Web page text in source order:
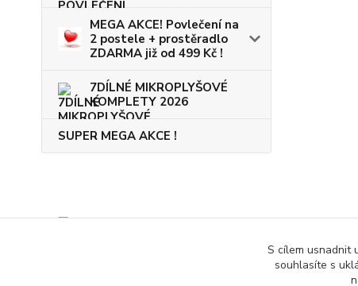
MEGA AKCE! Povlečení na
2 postele + prostěradlo
ZDARMA již od 499 Kč !
7DÍLNÉ MIKROPLYŠOVÉ
KOMPLETY 2026
SUPER MEGA AKCE !
S cílem usnadnit
souhlasíte s